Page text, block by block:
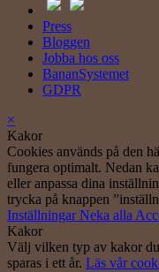
Press
Bloggen
Jobba hos oss
BananSystemet
GDPR
×
Kakor
Cookies används på den
fungera optimalt. Nedan
eller anpassa dina
trycka på knappen
InställningarNeka alla
Kakor
Välj vilken typ av kakor
sparas i ett år. Läs vår